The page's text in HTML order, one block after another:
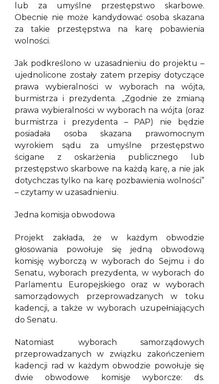
lub za umyślne przestępstwo skarbowe.
Obecnie nie może kandydować osoba skazana
za takie przestępstwa na karę pobawienia
wolności.
Jak podkreślono w uzasadnieniu do projektu –
ujednolicone zostały zatem przepisy dotyczące
prawa wybieralności w wyborach na wójta,
burmistrza i prezydenta. „Zgodnie ze zmianą
prawa wybieralności w wyborach na wójta (oraz
burmistrza i prezydenta – PAP) nie będzie
posiadała osoba skazana prawomocnym
wyrokiem sądu za umyślne przestępstwo
ścigane z oskarżenia publicznego lub
przestępstwo skarbowe na każdą karę, a nie jak
dotychczas tylko na karę pozbawienia wolności”
– czytamy w uzasadnieniu.
Jedna komisja obwodowa
Projekt zakłada, że w każdym obwodzie
głosowania powołuje się jedną obwodową
komisję wyborczą w wyborach do Sejmu i do
Senatu, wyborach prezydenta, w wyborach do
Parlamentu Europejskiego oraz w wyborach
samorządowych przeprowadzanych w toku
kadencji, a także w wyborach uzupełniających
do Senatu.
Natomiast wyborach samorządowych
przeprowadzanych w związku zakończeniem
kadencji rad w każdym obwodzie powołuje się
dwie obwodowe komisje wyborcze: ds.